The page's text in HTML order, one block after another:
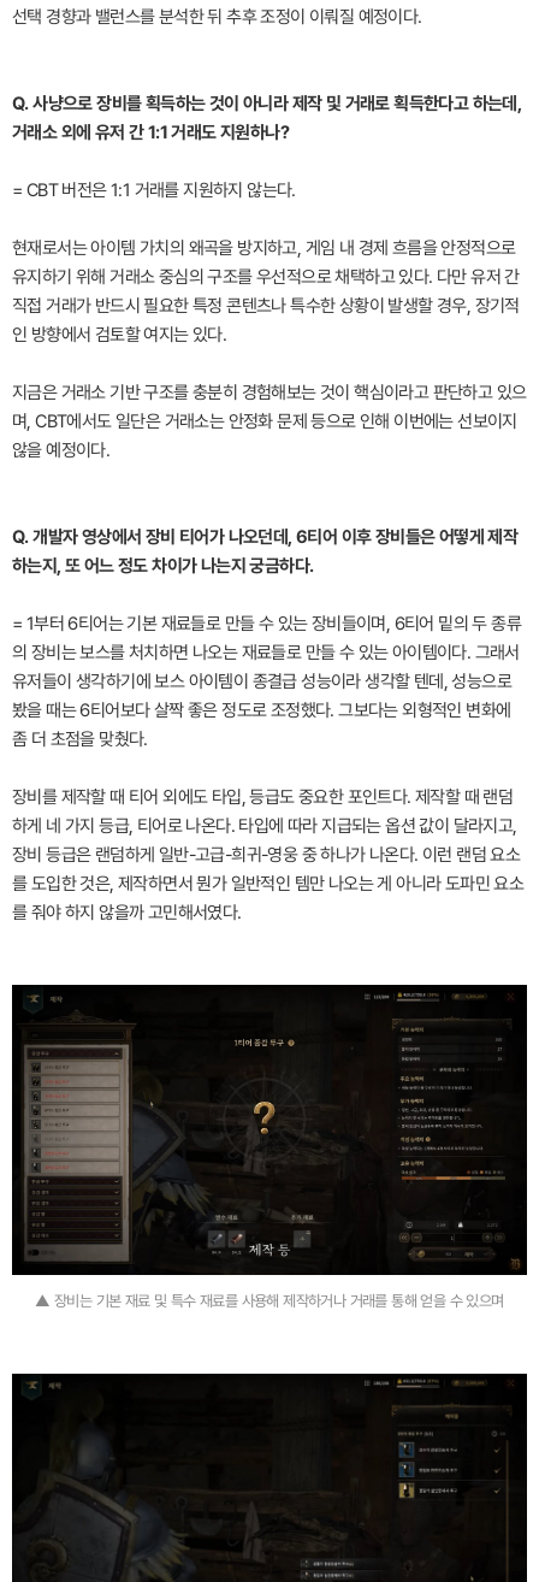
선택 경향과 밸런스를 분석한 뒤 추후 조정이 이뤄질 예정이다.
Q. 사냥으로 장비를 획득하는 것이 아니라 제작 및 거래로 획득한다고 하는데,
거래소 외에 유저 간 1:1 거래도 지원하나?
= CBT 버전은 1:1 거래를 지원하지 않는다.
현재로서는 아이템 가치의 왜곡을 방지하고, 게임 내 경제 흐름을 안정적으로
유지하기 위해 거래소 중심의 구조를 우선적으로 채택하고 있다. 다만 유저 간
직접 거래가 반드시 필요한 특정 콘텐츠나 특수한 상황이 발생할 경우, 장기적
인 방향에서 검토할 여지는 있다.
지금은 거래소 기반 구조를 충분히 경험해보는 것이 핵심이라고 판단하고 있으
며, CBT에서도 일단은 거래소는 안정화 문제 등으로 인해 이번에는 선보이지
않을 예정이다.
Q. 개발자 영상에서 장비 티어가 나오던데, 6티어 이후 장비들은 어떻게 제작
하는지, 또 어느 정도 차이가 나는지 궁금하다.
= 1부터 6티어는 기본 재료들로 만들 수 있는 장비들이며, 6티어 밑의 두 종류
의 장비는 보스를 처치하면 나오는 재료들로 만들 수 있는 아이템이다. 그래서
유저들이 생각하기에 보스 아이템이 종결급 성능이라 생각할 텐데, 성능으로
봤을 때는 6티어보다 살짝 좋은 정도로 조정했다. 그보다는 외형적인 변화에
좀 더 초점을 맞췄다.
장비를 제작할 때 티어 외에도 타입, 등급도 중요한 포인트다. 제작할 때 랜덤
하게 네 가지 등급, 티어로 나온다. 타입에 따라 지급되는 옵션 값이 달라지고,
장비 등급은 랜덤하게 일반-고급-희귀-영웅 중 하나가 나온다. 이런 랜덤 요소
를 도입한 것은, 제작하면서 뭔가 일반적인 템만 나오는 게 아니라 도파민 요소
를 줘야 하지 않을까 고민해서였다.
▲ 장비는 기본 재료 및 특수 재료를 사용해 제작하거나 거래를 통해 얻을 수 있으며